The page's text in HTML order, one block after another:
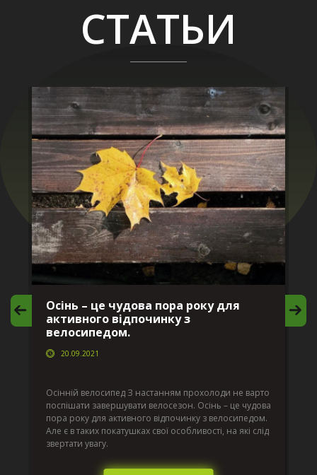
СТАТЬИ
Осінь – це чудова пора року для
активного відпочинку з
велосипедом.
20.09.2021
Осінній велосипед З настанням прохолоди не варто
поспішати завершувати велосезон. Осінь – це чудова
пора року для активного відпочинку з велосипедом.
Але є в таких покатушках свої особливості, на які слід
звертати увагу.